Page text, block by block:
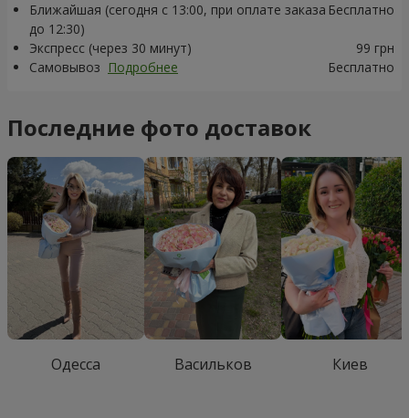
Ближайшая (сегодня с 13:00, при оплате заказа
до 12:30)
Бесплатно
Экспресс (через 30 минут)
99 грн
Самовывоз Подробнее Бесплатно
Последние фото доставок
Одесса Васильков Киев